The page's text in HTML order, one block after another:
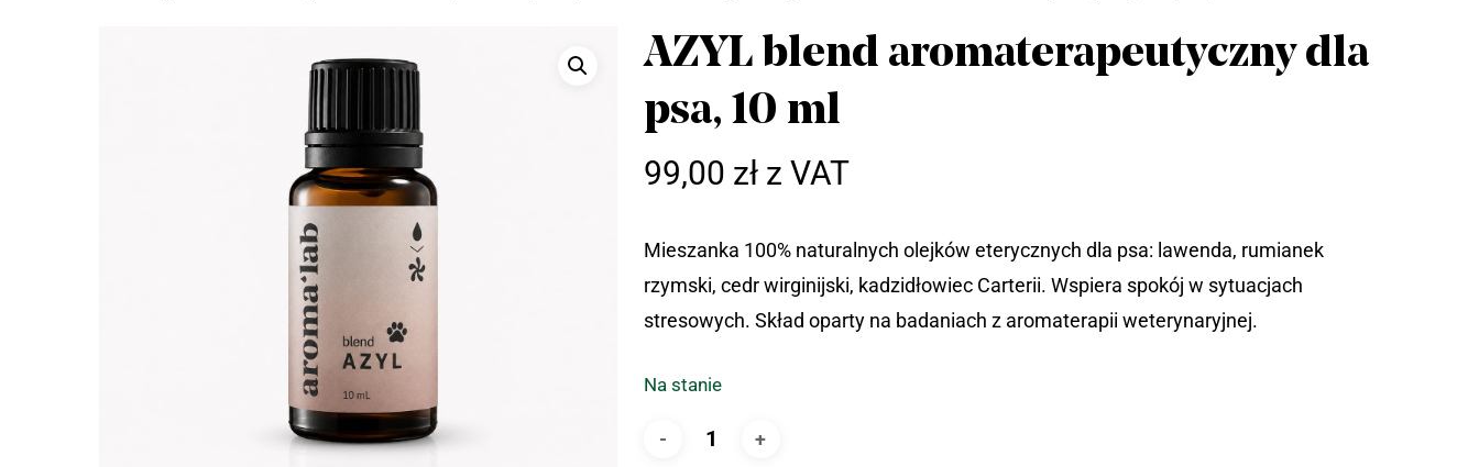
AZYL blend aromaterapeutyczny dla
psa, 10 ml
99,00 zł z VAT
Mieszanka 100% naturalnych olejków eterycznych dla psa: lawenda, rumianek
rzymski, cedr wirginijski, kadzidłowiec Carterii. Wspiera spokój w sytuacjach
stresowych. Skład oparty na badaniach z aromaterapii weterynaryjnej.
Na stanie